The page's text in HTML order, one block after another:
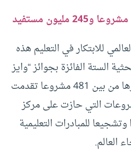
للابتكار في التعليم هذه
الستة الفائزة بجوائز “وايز
2019” التي تم اختيارها من بين 481 مشروعا تقدمت
التي حازت على مركز
للمبادرات التعليمية
العالم.